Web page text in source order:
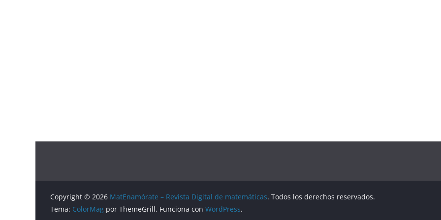
Copyright © 2026 MatEnamórate – Revista Digital de matemáticas. Todos los derechos reservados.
Tema: ColorMag por ThemeGrill. Funciona con WordPress.